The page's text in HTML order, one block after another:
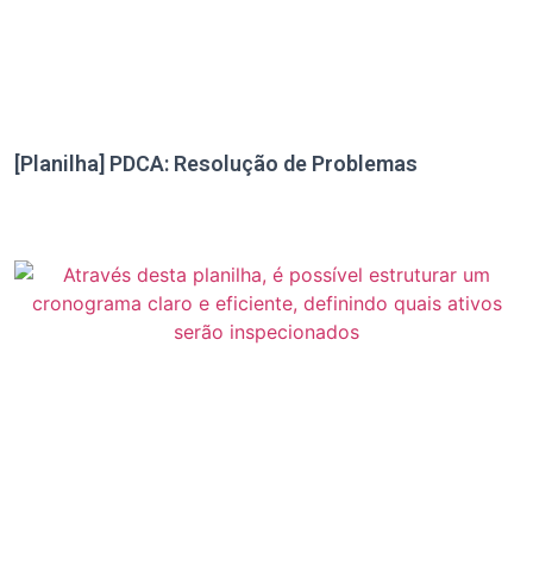
[Planilha] PDCA: Resolução de Problemas